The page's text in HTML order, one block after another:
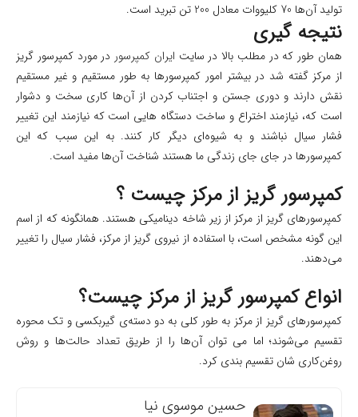
تولید آن‌ها 70 کلیووات معادل 200 تن تبرید است.
نتیجه گیری
همان طور که در مطلب بالا در سایت ایران کمپرسور در مورد کمپرسور گریز
از مرکز گفته شد در بیشتر امور کمپرسورها به طور مستقیم و غیر مستقیم
نقش دارند و دوری جستن و اجتناب کردن از آن‌ها کاری سخت و دشوار
است که، نیازمند اختراع و ساخت دستگاه‌ هایی است که نیازمند این تغییر
فشار سیال نباشند و به شیوه‌ای دیگر کار کنند. به این سبب که این
کمپرسورها در جای‌ جای زندگی ما هستند شناخت آن‌ها مفید است.
کمپرسور گریز از مرکز چیست ؟
کمپرسورهای گریز از مرکز از زیر شاخه دینامیکی هستند. همانگونه که از اسم
این گونه مشخص است، با استفاده از نیروی گریز از مرکز، فشار سیال را تغییر
می‌دهند.
انواع کمپرسور گریز از مرکز چیست؟
کمپرسورهای گریز از مرکز به طور کلی به دو دسته‌ی گیربکسی و تک محوره
تقسیم می‌شوند؛ اما می ‌توان آن‌ها را از طریق تعداد حالت‌ها و روش
روغن‌کاری شان تقسیم بندی کرد.
حسین موسوی نیا